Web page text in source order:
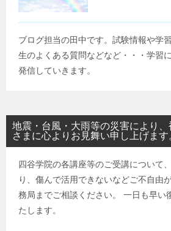
ブログ担当の田中です。試験情報や学
生のよくある質問などなど・・・学習
発信していきます。
地震・台風・大雨等の災害により
さまに心よりお見舞い申し上げます
四谷学院の各講座等のご受講について
り、傷んで活用できないなどご不自由
務局までご相談ください。 一日も早い
たします。